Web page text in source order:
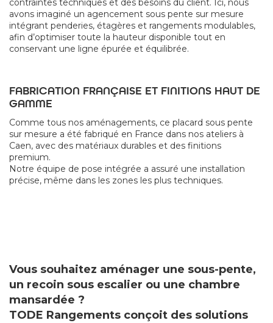
avons imaginé un agencement sous pente sur mesure
intégrant penderies, étagères et rangements modulables,
afin d’optimiser toute la hauteur disponible tout en
conservant une ligne épurée et équilibrée.
FABRICATION FRANÇAISE ET FINITIONS HAUT DE
GAMME
Comme tous nos aménagements, ce placard sous pente
sur mesure a été fabriqué en France dans nos ateliers à
Caen, avec des matériaux durables et des finitions
premium.
Notre équipe de pose intégrée a assuré une installation
précise, même dans les zones les plus techniques.
Vous souhaitez aménager une sous-pente,
un recoin sous escalier ou une chambre
mansardée ?
TODE Rangements conçoit des solutions